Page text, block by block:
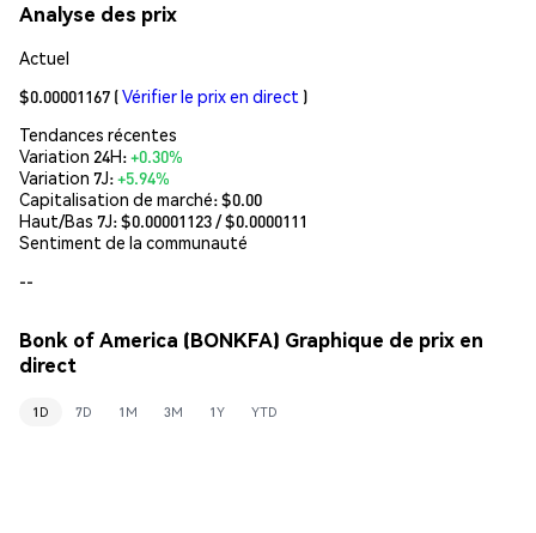
Analyse des prix
Actuel
$0.00001167 (Vérifier le prix en direct )
Tendances récentes
Variation 24H:+0.30%
Variation 7J:+5.94%
Capitalisation de marché:$0.00
Haut/Bas 7J: $0.00001123/ $0.0000111
Sentiment de la communauté
--
Bonk of America (BONKFA) Graphique de prix en
direct
1D 7D 1M 3M 1Y YTD